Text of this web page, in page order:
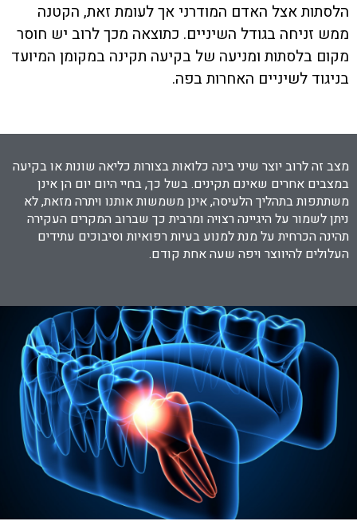
הלסתות אצל האדם המודרני אך לעומת זאת, הקטנה
ממש זניחה בגודל השיניים. כתוצאה מכך לרוב יש חוסר
מקום בלסתות ומניעה של בקיעה תקינה במקומן המיועד
בניגוד לשיניים האחרות בפה.
מצב זה לרוב יוצר שיני בינה כלואות בצורות כליאה שונות או בקיעה
במצבים אחרים שאינם תקינים. בשל כך, בחיי היום יום הן אינן
משתתפות בתהליך הלעיסה, אינן משמשות אותנו ויתרה מזאת, לא
ניתן לשמור על היגיינה רצויה ומרבית כך שברוב המקרים העקירה
תהינה הכרחית על מנת למנוע בעיות רפואיות וסיבוכים עתידים
העלולים להיווצר ויפה שעה אחת קודם.